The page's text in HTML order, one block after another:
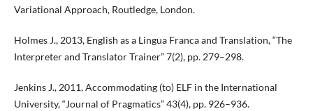
Variational Approach, Routledge, London.
Holmes J., 2013, English as a Lingua Franca and Translation, “The
Interpreter and Translator Trainer” 7(2), pp. 279–298.
Jenkins J., 2011, Accommodating (to) ELF in the International
University, “Journal of Pragmatics” 43(4), pp. 926–936.